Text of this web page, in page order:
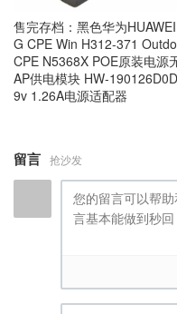
售完存档：黑色华为
G CPE Win H312-371
CPE N5368X POE原装电源
AP供电模块 HW-
9v 1.26A电源适配器
留言 抢沙发